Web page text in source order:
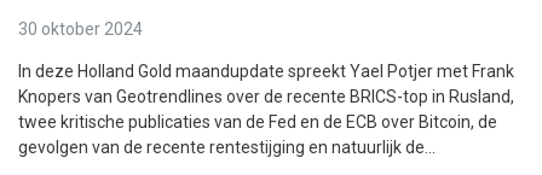
30 oktober 2024
In deze Holland Gold maandupdate spreekt Yael Potjer met Frank
Knopers van Geotrendlines over de recente BRICS-top in Rusland,
twee kritische publicaties van de Fed en de ECB over Bitcoin, de
gevolgen van de recente rentestijging en natuurlijk de...